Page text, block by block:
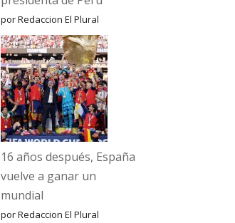
por Redaccion El Plural
16 años después, España
vuelve a ganar un
mundial
por Redaccion El Plural